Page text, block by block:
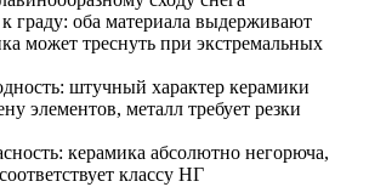
граду: оба материала выдерживают
может треснуть при экстремальных
штучный характер керамики
элементов, металл требует резки
керамика абсолютно негорюча,
классу НГ